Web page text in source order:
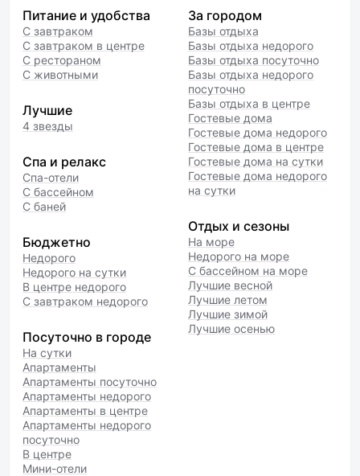
Питание и удобства
С завтраком
С завтраком в центре
С рестораном
С животными
Лучшие
4 звезды
Спа и релакс
Спа-отели
С бассейном
С баней
Бюджетно
Недорого
Недорого на сутки
В центре недорого
С завтраком недорого
Посуточно в городе
На сутки
Апартаменты
Апартаменты посуточно
Апартаменты недорого
Апартаменты в центре
Апартаменты недорого
посуточно
В центре
Мини-отели
За городом
Базы отдыха
Базы отдыха недорого
Базы отдыха посуточно
Базы отдыха недорого
посуточно
Базы отдыха в центре
Гостевые дома
Гостевые дома недорого
Гостевые дома в центре
Гостевые дома на сутки
Гостевые дома недорого
на сутки
Отдых и сезоны
На море
Недорого на море
С бассейном на море
Лучшие весной
Лучшие летом
Лучшие зимой
Лучшие осенью